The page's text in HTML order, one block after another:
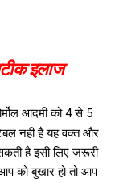
इलाज
आदमी को 4 से 5
टेबल नहीं है यह वक्त और
है इसी लिए ज़रूरी
को बुखार हो तो आप